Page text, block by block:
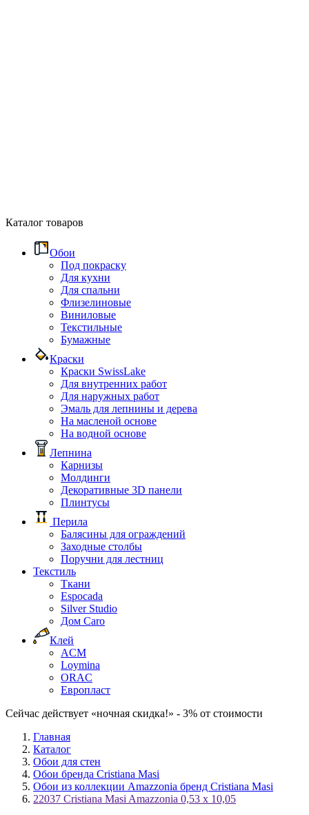
Каталог товаров
Обои
Под покраску
Для кухни
Для спальни
Флизелиновые
Виниловые
Текстильные
Бумажные
Краски
Краски SwissLake
Для внутренних работ
Для наружных работ
Эмаль для лепнины и дерева
На масленой основе
На водной основе
Лепнина
Карнизы
Молдинги
Декоративные 3D панели
Плинтусы
Перила
Балясины для ограждений
Заходные столбы
Поручни для лестниц
Текстиль
Ткани
Espocada
Silver Studio
Дом Caro
Клей
ACM
Loymina
ORAC
Европласт
Сейчас действует «ночная скидка!» - 3% от стоимости
Главная
Каталог
Обои для стен
Обои бренда Cristiana Masi
Обои из коллекции Amazzonia бренд Cristiana Masi
22037 Cristiana Masi Amazzonia 0,53 х 10,05